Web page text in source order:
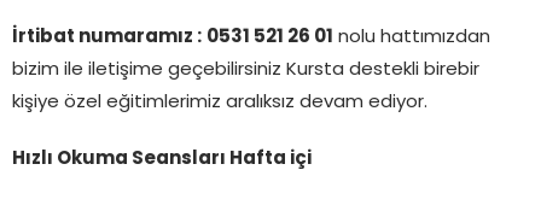
İrtibat numaramız : 0531 521 26 01
nolu hattımızdan
bizim ile iletişime geçebilirsiniz Kursta destekli birebir
kişiye özel eğitimlerimiz aralıksız devam ediyor.
Hızlı Okuma Seansları Hafta içi